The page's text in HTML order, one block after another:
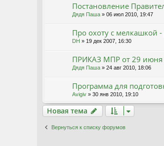
Постановление
Дядя Паша» 06 июл 2010, 19:47
Про охоту с мелкашкой
DH » 19 дек 2007, 16:30
ПРИКАЗ МПР от 29 июня
Дядя Паша» 24 авг 2010, 18:06
Программа для
Avigiv» 30 янв 2010, 19:10
Новая тема
Новая тема
Вернуться к списку форумов